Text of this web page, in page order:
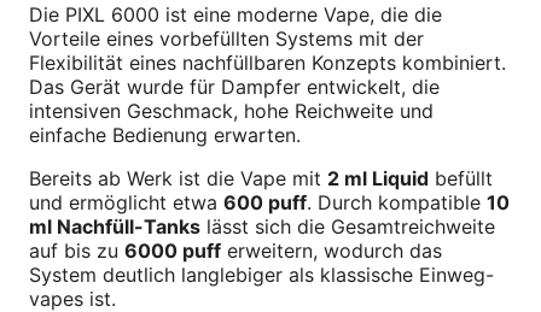
Die PIXL 6000 ist eine moderne Vape, die die
Vorteile eines vorbefüllten Systems mit der
Flexibilität eines nachfüllbaren Konzepts kombiniert.
Das Gerät wurde für Dampfer entwickelt, die
intensiven Geschmack, hohe Reichweite und
einfache Bedienung erwarten.
Bereits ab Werk ist die Vape mit 2 ml Liquid befüllt
und ermöglicht etwa 600 puff. Durch kompatible 10
ml Nachfüll-Tanks lässt sich die Gesamtreichweite
auf bis zu 6000 puff erweitern, wodurch das
System deutlich langlebiger als klassische Einweg-
vapes ist.